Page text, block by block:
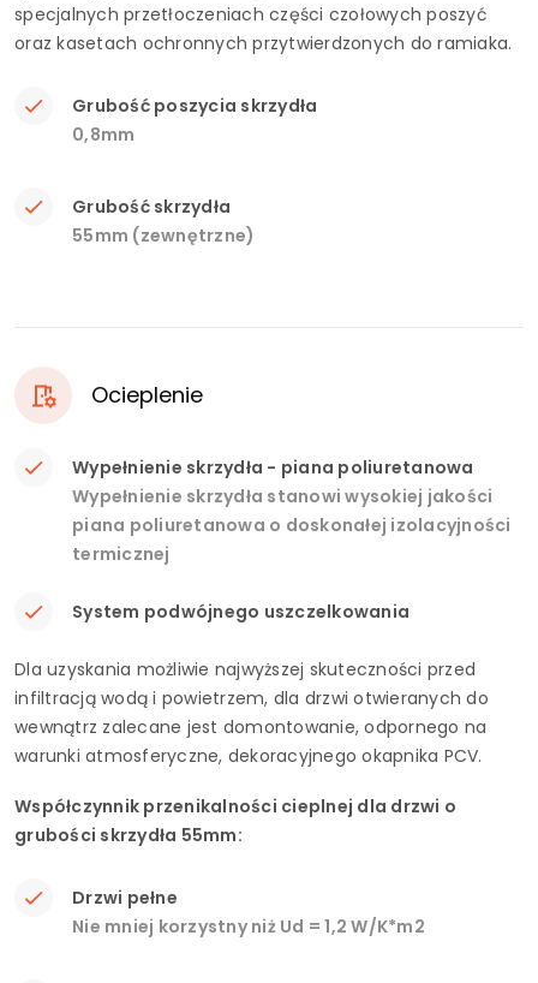
specjalnych przetłoczeniach części czołowych poszyć
oraz kasetach ochronnych przytwierdzonych do ramiaka.
Grubość poszycia skrzydła
0,8mm
Grubość skrzydła
55mm (zewnętrzne)
Ocieplenie
Wypełnienie skrzydła - piana poliuretanowa
Wypełnienie skrzydła stanowi wysokiej jakości
piana poliuretanowa o doskonałej izolacyjności
termicznej
System podwójnego uszczelkowania
Dla uzyskania możliwie najwyższej skuteczności przed
infiltracją wodą i powietrzem, dla drzwi otwieranych do
wewnątrz zalecane jest domontowanie, odpornego na
warunki atmosferyczne, dekoracyjnego okapnika PCV.
Współczynnik przenikalności cieplnej dla drzwi o
grubości skrzydła 55mm:
Drzwi pełne
Nie mniej korzystny niż Ud = 1,2 W/K*m2